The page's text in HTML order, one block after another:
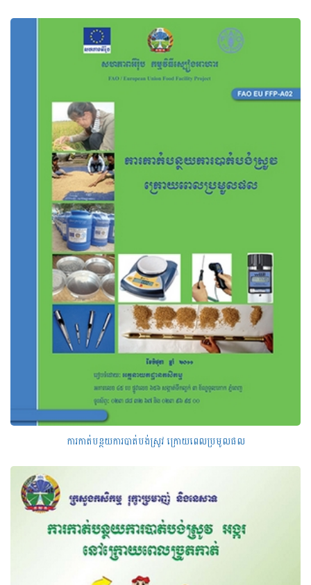
ការកាត់បន្ថយការបាត់បង់ស្រូវ ក្រោយពេលប្រមូលផល